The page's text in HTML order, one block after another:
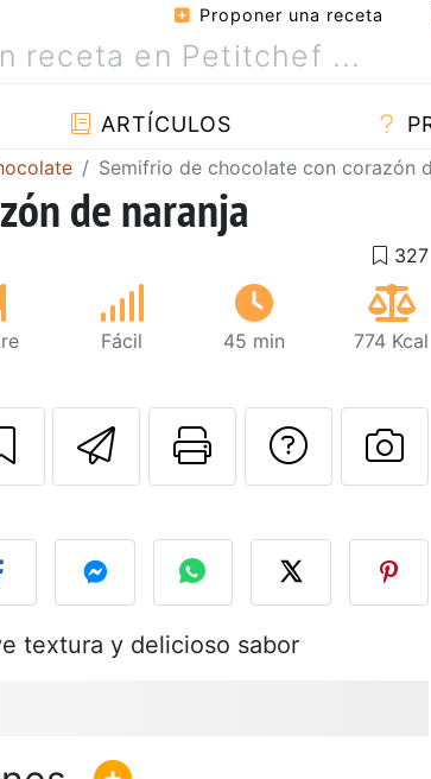
Proponer una receta
ARTÍCULOS
Semifrio de chocolate con corazón
de naranja
Fácil 45 min 774 Kcal
Enviar esta
Imprimir
textura y delicioso sabor